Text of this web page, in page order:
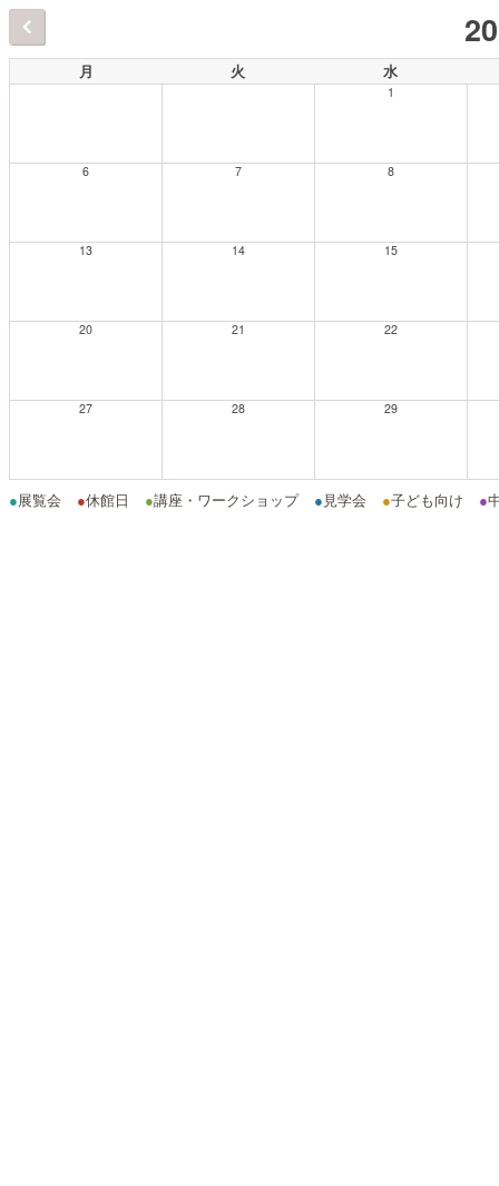
月 火 水
1
6 7 8
13 14 15
20 21 22
27 28 29
●展覧会 ●休館日 ●講座・ワークショップ ● 見学会 ●子ども向け ●